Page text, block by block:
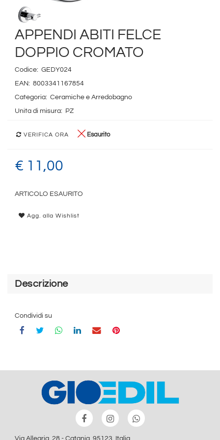
APPENDI ABITI FELCE
DOPPIO CROMATO
Codice: GEDY024
EAN: 8003341167854
Categoria: Ceramiche e Arredobagno
Unita di misura:
PZ
VERIFICA ORA Esaurito
€ 11,00
ARTICOLO ESAURITO
Agg. alla Wishlist
Descrizione
Condividi su